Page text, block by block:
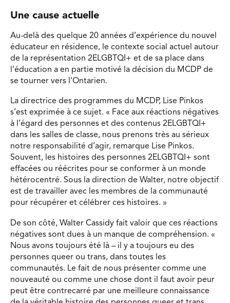
Une cause actuelle
Au-delà des quelque 20 années d’expérience du nouvel
éducateur en résidence, le contexte social actuel autour
de la représentation 2ELGBTQI+ et de sa place dans
l’éducation a en partie motivé la décision du MCDP de
se tourner vers l’Ontarien.
La directrice des programmes du MCDP, Lise Pinkos
s’est exprimée à ce sujet. « Face aux réactions négatives
à l’égard des personnes et des contenus 2ELGBTQI+
dans les salles de classe, nous prenons très au sérieux
notre responsabilité d’agir, remarque Lise Pinkos.
Souvent, les histoires des personnes 2ELGBTQI+ sont
effacées ou réécrites pour se conformer à un monde
hétérocentré. Sous la direction de Walter, notre objectif
est de travailler avec les membres de la communauté
pour récupérer et célébrer ces histoires. »
De son côté, Walter Cassidy fait valoir que ces réactions
négatives sont dues à un manque de compréhension. «
Nous avons toujours été là – il y a toujours eu des
personnes queer ou trans, dans toutes les
communautés. Le fait de nous présenter comme une
nouveauté ou comme une chose dont il faut avoir peur
peut être contrecarré par une meilleure connaissance